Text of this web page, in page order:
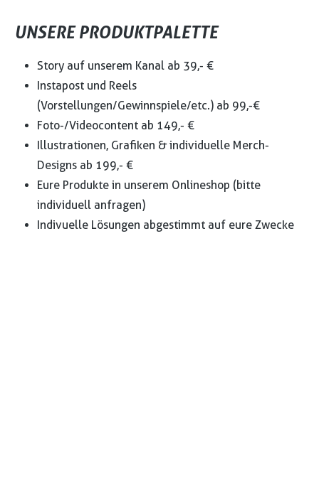
UNSERE PRODUKTPALETTE
Story auf unserem Kanal ab 39,- €
Instapost und Reels
(Vorstellungen/Gewinnspiele/etc.) ab 99,-€
Foto-/Videocontent ab 149,- €
Illustrationen, Grafiken & individuelle Merch-
Designs ab 199,- €
Eure Produkte in unserem Onlineshop (bitte
individuell anfragen)
Indivuelle Lösungen abgestimmt auf eure Zwecke